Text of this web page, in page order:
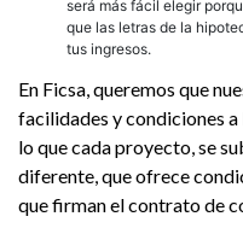
será más fácil elegir
que las letras de la
tus ingresos.
En Ficsa, queremos que
facilidades y condiciones
lo que cada proyecto, se
diferente, que ofrece
que firman el contrato de